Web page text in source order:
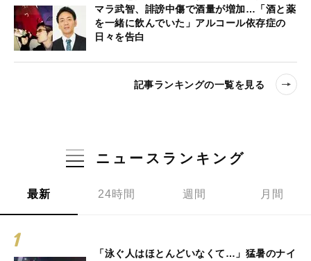
マラ武智、誹謗中傷で酒量が増加…「酒と薬
を一緒に飲んでいた」アルコール依存症の
日々を告白
記事ランキングの一覧を見る
ニュースランキング
最新 24時間 週間 月間
「泳ぐ人はほとんどいなくて…」猛暑のナイ